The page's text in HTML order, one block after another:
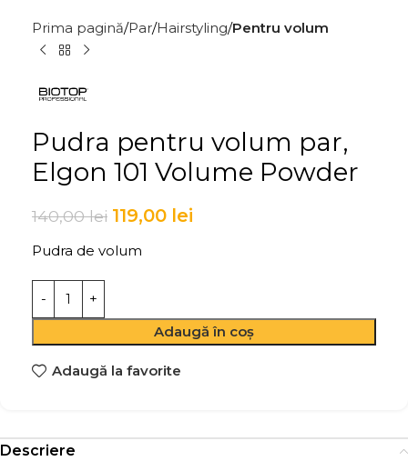
Prima pagină Par Hairstyling Pentru volum
Pudra pentru volum par,
Elgon 101 Volume Powder
140,00lei 119,00 lei
Pudra de volum
Adaugă în coș
Adaugă la favorite
Descriere